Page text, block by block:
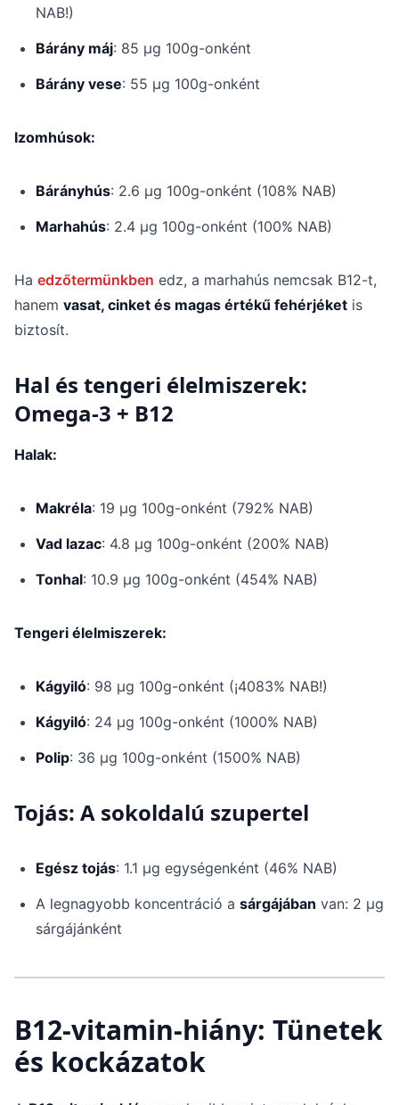
NAB!)
Bárány máj: 85 μg 100g-onként
Bárány vese: 55 μg 100g-onként
Izomhúsok:
Bárányhús: 2.6 μg 100g-onként (108% NAB)
Marhahús: 2.4 μg 100g-onként (100% NAB)
Ha edzőtermünkben edz, a marhahús nemcsak B12-t,
hanem vasat, cinket és magas értékű fehérjéket is
biztosít.
Hal és tengeri élelmiszerek:
Omega-3 + B12
Halak:
Makréla: 19 μg 100g-onként (792% NAB)
Vad lazac: 4.8 μg 100g-onként (200% NAB)
Tonhal: 10.9 μg 100g-onként (454% NAB)
Tengeri élelmiszerek:
Kágyiló: 98 μg 100g-onként (¡4083% NAB!)
Kágyiló: 24 μg 100g-onként (1000% NAB)
Polip: 36 μg 100g-onként (1500% NAB)
Tojás: A sokoldalú szupertel
Egész tojás: 1.1 μg egységenként (46% NAB)
A legnagyobb koncentráció a sárgájában van: 2 μg
sárgájánként
B12-vitamin-hiány: Tünetek
és kockázatok